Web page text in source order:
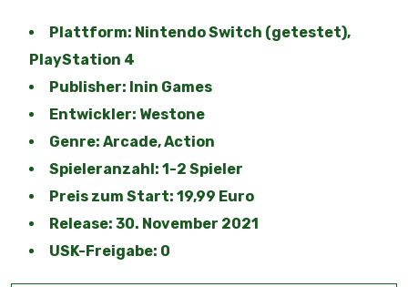
Plattform: Nintendo Switch (getestet),
PlayStation 4
Publisher: Inin Games
Entwickler: Westone
Genre: Arcade, Action
Spieleranzahl: 1-2 Spieler
Preis zum Start: 19,99 Euro
Release: 30. November 2021
USK-Freigabe: 0